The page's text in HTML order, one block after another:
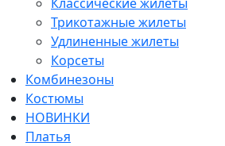
Трикотажные жилеты
Удлиненные жилеты
Корсеты
Комбинезоны
Костюмы
НОВИНКИ
Платья